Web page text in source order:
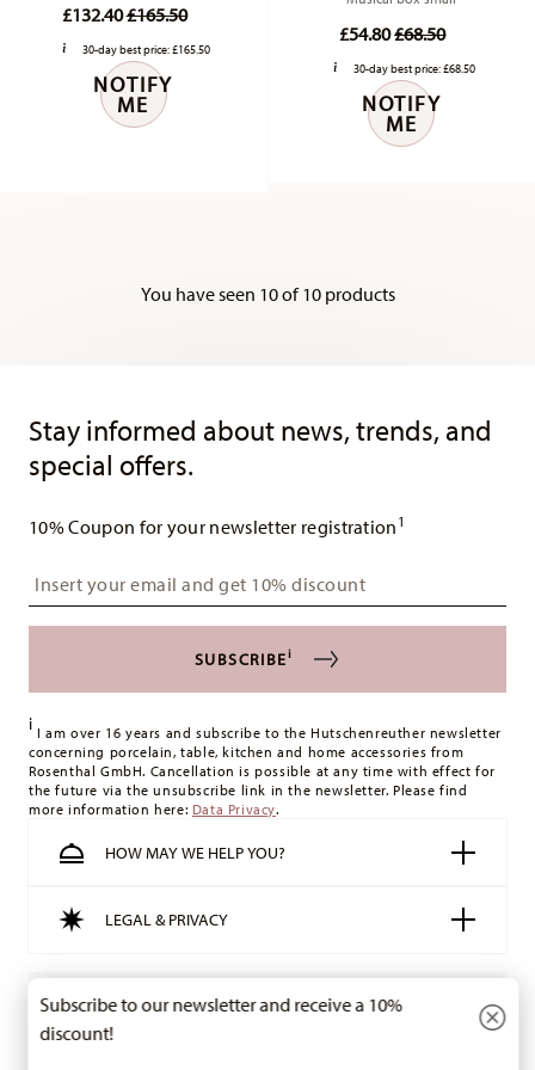
£132.40Price reduced from
£165.50to
30-day best price:£165.50
NOTIFY
ME
£54.80Price reduced
£68.50to
30-day best price:£68.50
NOTIFY
ME
You have seen 10 of 10 products
Stay informed about news, trends, and
special offers.
10% Coupon for your newsletter registration 1
SUBSCRIBEi
i I am over 16 years and subscribe to the Hutschenreuther newsletter
concerning porcelain, table, kitchen and home accessories from
Rosenthal GmbH. Cancellation is possible at any time with effect for
the future via the unsubscribe link in the newsletter. Please find
more information here: Data Privacy.
HOW MAY WE HELP YOU?
LEGAL & PRIVACY
Withdraw Contract
Subscribe to our newsletter and receive a 10%
discount!